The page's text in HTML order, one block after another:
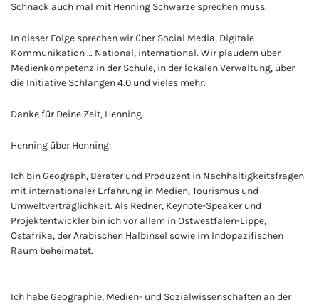
Schnack auch mal mit Henning Schwarze sprechen muss.
In dieser Folge sprechen wir über Social Media, Digitale
Kommunikation … National, international. Wir plaudern über
Medienkompetenz in der Schule, in der lokalen Verwaltung, über
die Initiative Schlangen 4.0 und vieles mehr.
Danke für Deine Zeit, Henning.
Henning über Henning:
Ich bin Geograph, Berater und Produzent in Nachhaltigkeitsfragen
mit internationaler Erfahrung in Medien, Tourismus und
Umweltverträglichkeit. Als Redner, Keynote-Speaker und
Projektentwickler bin ich vor allem in Ostwestfalen-Lippe,
Ostafrika, der Arabischen Halbinsel sowie im Indopazifischen
Raum beheimatet.
Ich habe Geographie, Medien- und Sozialwissenschaften an der